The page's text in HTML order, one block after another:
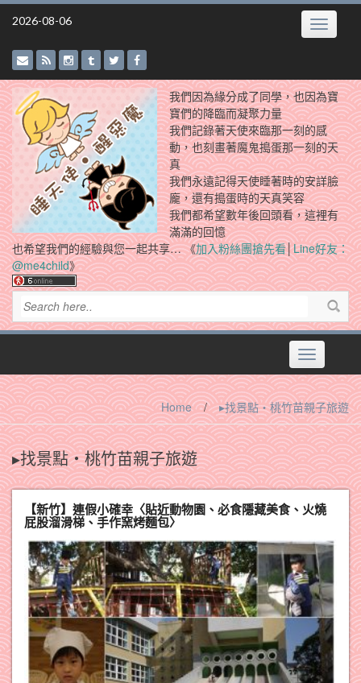
Skip
2026-08-06 Toggle
我們因為緣分成了同學，也因為寶
寶們的降臨而凝聚力量
我們記錄著天使來臨那一刻的感
動，也刻畫著魔鬼搗蛋那一刻的天
真
我們永遠記得天使睡著時的安詳臉
龐，還有搗蛋時的天真笑容
我們都希望數年後回頭看，這裡有
滿滿的回憶
也希望我們的經驗與您一起共享… 《加入粉絲團搶先看│Line好友：
@me4child》
Toggle
navigation
Home / ▸找景點‧桃竹苗親子旅遊
▸找景點‧桃竹苗親子旅遊
【新竹】連假小確幸〈貼近動物園、必食隱藏美食、火燒
屁股溜滑梯、手作窯烤麵包〉